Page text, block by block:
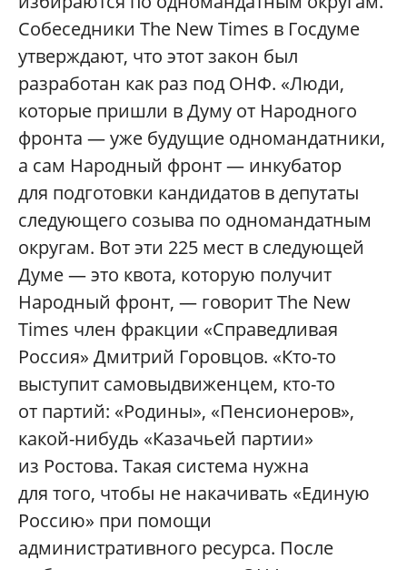
Собеседники The New Times в Госдуме
утверждают, что этот закон был
разработан как раз под ОНФ. «Люди,
которые пришли в Думу от Народного
фронта — уже будущие одномандатники,
а сам Народный фронт — инкубатор
для подготовки кандидатов в депутаты
следующего созыва по одномандатным
округам. Вот эти 225 мест в следующей
Думе — это квота, которую получит
Народный фронт, — говорит The New
Times член фракции «Справедливая
Россия» Дмитрий Горовцов. «Кто-то
выступит самовыдвиженцем, кто-то
от партий: «Родины», «Пенсионеров»,
какой-нибудь «Казачьей партии»
из Ростова. Такая система нужна
для того, чтобы не накачивать «Единую
Россию» при помощи
административного ресурса. После